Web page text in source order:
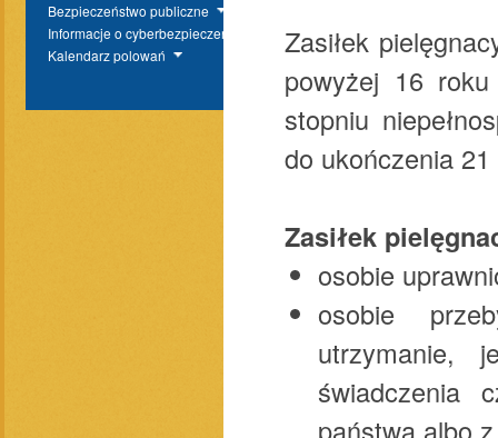
Bezpieczeństwo publiczne
Informacje o cyberbezpieczeństwie
Kalendarz polowań
Zasiłek
powyżej 16
stopniu
do ukończenia
Zasiłek
osobie
osobie
utrzymanie,
świadczenia
państwa albo